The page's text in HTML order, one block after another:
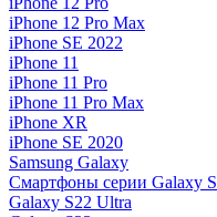
iPhone 12 Pro Max
iPhone SE 2022
iPhone 11
iPhone 11 Pro
iPhone 11 Pro Max
iPhone XR
iPhone SE 2020
Samsung Galaxy
Смартфоны серии Galaxy S
Galaxy S22 Ultra